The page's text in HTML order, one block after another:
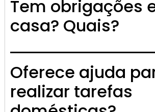
Tem obrigações
casa? Quais?
Oferece ajuda
realizar tarefas